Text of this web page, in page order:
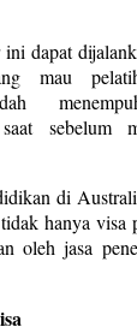
ini dapat
mau
sebelum
di
hanya visa
oleh jasa